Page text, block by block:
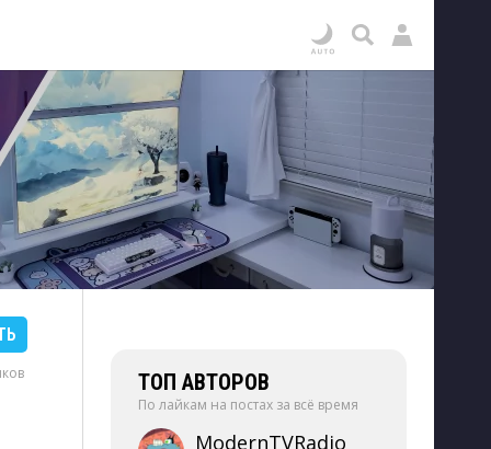
ТОП АВТОРОВ
По лайкам на постах за всё время
ModernTVRadio